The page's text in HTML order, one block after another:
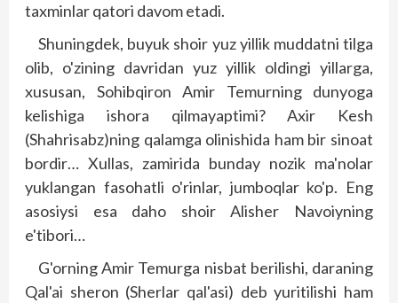
taxminlar qatori davom etadi.
Shuningdek, buyuk shoir yuz yillik muddatni tilga
olib, o'zining davridan yuz yillik oldingi yillarga,
xususan, Sohibqiron Amir Temurning dunyoga
kelishiga ishora qilmayaptimi? Axir Kesh
(Shahrisabz)ning qalamga olinishida ham bir sinoat
bordir… Xullas, zamirida bunday nozik ma'nolar
yuklangan fasohatli o'rinlar, jumboqlar ko'p. Eng
asosiysi esa daho shoir Alisher Navoiyning
e'tibori…
G'orning Amir Temurga nisbat berilishi, daraning
Qal'ai sheron (Sherlar qal'asi) deb yuritilishi ham